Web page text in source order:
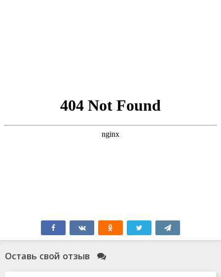
Оставь свой отзыв